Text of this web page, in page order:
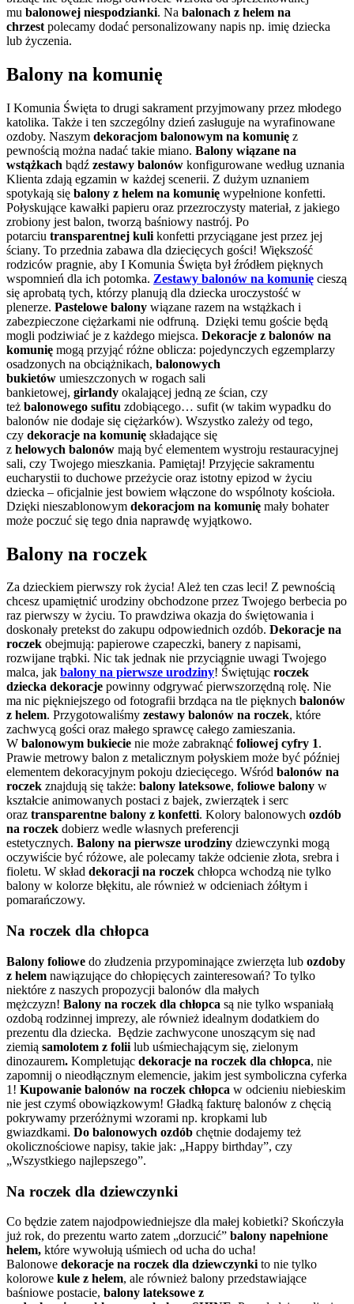
mu balonowej niespodzianki. Na balonach z helem na
chrzest polecamy dodać personalizowany napis np. imię dziecka
lub życzenia.
Balony na komunię
I Komunia Święta to drugi sakrament przyjmowany przez młodego
katolika. Także i ten szczególny dzień zasługuje na wyrafinowane
ozdoby. Naszym dekoracjom balonowym na komunię z
pewnością można nadać takie miano. Balony wiązane na
wstążkach bądź zestawy balonów konfigurowane według uznania
Klienta zdają egzamin w każdej scenerii. Z dużym uznaniem
spotykają się balony z helem na komunię wypełnione konfetti.
Połyskujące kawałki papieru oraz przezroczysty materiał, z jakiego
zrobiony jest balon, tworzą baśniowy nastrój. Po
potarciu transparentnej kuli konfetti przyciągane jest przez jej
ściany. To przednia zabawa dla dziecięcych gości! Większość
rodziców pragnie, aby I Komunia Święta był źródłem pięknych
wspomnień dla ich potomka. Zestawy balonów na komunię cieszą
się aprobatą tych, którzy planują dla dziecka uroczystość w
plenerze. Pastelowe balony wiązane razem na wstążkach i
zabezpieczone ciężarkami nie odfruną. Dzięki temu goście będą
mogli podziwiać je z każdego miejsca. Dekoracje z balonów na
komunię mogą przyjąć różne oblicza: pojedynczych egzemplarzy
osadzonych na obciążnikach, balonowych
bukietów umieszczonych w rogach sali
bankietowej, girlandy okalającej jedną ze ścian, czy
też balonowego sufitu zdobiącego… sufit (w takim wypadku do
balonów nie dodaje się ciężarków). Wszystko zależy od tego,
czy dekoracje na komunię składające się
z helowych balonów mają być elementem wystroju restauracyjnej
sali, czy Twojego mieszkania. Pamiętaj! Przyjęcie sakramentu
eucharystii to duchowe przeżycie oraz istotny epizod w życiu
dziecka – oficjalnie jest bowiem włączone do wspólnoty kościoła.
Dzięki nieszablonowym dekoracjom na komunię mały bohater
może poczuć się tego dnia naprawdę wyjątkowo.
Balony na roczek
Za dzieckiem pierwszy rok życia! Ależ ten czas leci! Z pewnością
chcesz upamiętnić urodziny obchodzone przez Twojego berbecia po
raz pierwszy w życiu. To prawdziwa okazja do świętowania i
doskonały pretekst do zakupu odpowiednich ozdób. Dekoracje na
roczek obejmują: papierowe czapeczki, banery z napisami,
rozwijane trąbki. Nic tak jednak nie przyciągnie uwagi Twojego
malca, jak balony na pierwsze urodziny! Świętując roczek
dziecka dekoracje powinny odgrywać pierwszorzędną rolę. Nie
ma nic piękniejszego od fotografii brzdąca na tle pięknych balonów
z helem. Przygotowaliśmy zestawy balonów na roczek, które
zachwycą gości oraz małego sprawcę całego zamieszania.
W balonowym bukiecie nie może zabraknąć foliowej cyfry 1.
Prawie metrowy balon z metalicznym połyskiem może być później
elementem dekoracyjnym pokoju dziecięcego. Wśród balonów na
roczek znajdują się także: balony lateksowe, foliowe balony w
kształcie animowanych postaci z bajek, zwierzątek i serc
oraz transparentne balony z konfetti. Kolory balonowych ozdób
na roczek dobierz wedle własnych preferencji
estetycznych. Balony na pierwsze urodziny dziewczynki mogą
oczywiście być różowe, ale polecamy także odcienie złota, srebra i
fioletu. W skład dekoracji na roczek chłopca wchodzą nie tylko
balony w kolorze błękitu, ale również w odcieniach żółtym i
pomarańczowy.
Na roczek dla chłopca
Balony foliowe do złudzenia przypominające zwierzęta lub ozdoby
z helem nawiązujące do chłopięcych zainteresowań? To tylko
niektóre z naszych propozycji balonów dla małych
mężczyzn! Balony na roczek dla chłopca są nie tylko wspaniałą
ozdobą rodzinnej imprezy, ale również idealnym dodatkiem do
prezentu dla dziecka. Będzie zachwycone unoszącym się nad
ziemią samolotem z folii lub uśmiechającym się, zielonym
dinozaurem. Kompletując dekoracje na roczek dla chłopca, nie
zapomnij o nieodłącznym elemencie, jakim jest symboliczna cyferka
1! Kupowanie balonów na roczek chłopca w odcieniu niebieskim
nie jest czymś obowiązkowym! Gładką fakturę balonów z chęcią
pokrywamy przeróżnymi wzorami np. kropkami lub
gwiazdkami. Do balonowych ozdób chętnie dodajemy też
okolicznościowe napisy, takie jak: „Happy birthday”, czy
„Wszystkiego najlepszego”.
Na roczek dla dziewczynki
Co będzie zatem najodpowiedniejsze dla małej kobietki? Skończyła
już rok, do prezentu warto zatem „dorzucić” balony napełnione
helem, które wywołują uśmiech od ucha do ucha!
Balonowe dekoracje na roczek dla dziewczynki to nie tylko
kolorowe kule z helem, ale również balony przedstawiające
baśniowe postacie, balony lateksowe z